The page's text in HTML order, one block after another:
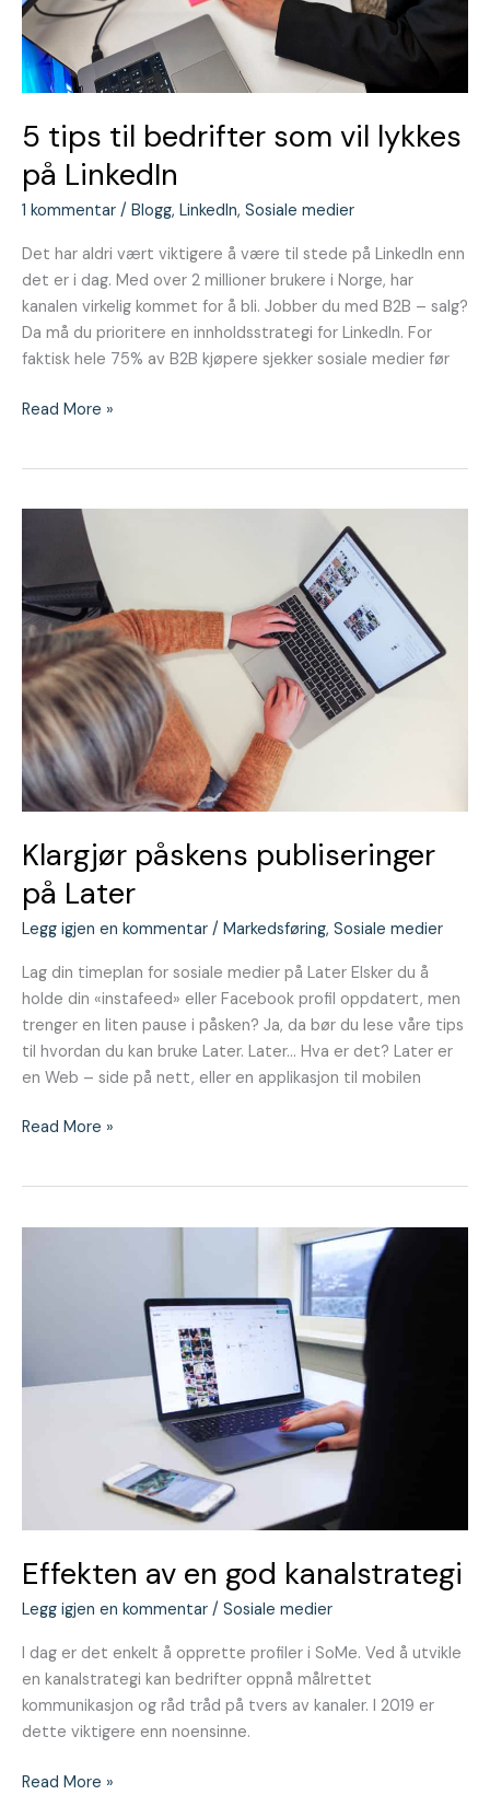
5 tips til bedrifter som vil lykkes
på LinkedIn
1 kommentar / Blogg, LinkedIn, Sosiale medier
Det har aldri vært viktigere å være til stede på LinkedIn enn
det er i dag. Med over 2 millioner brukere i Norge, har
kanalen virkelig kommet for å bli. Jobber du med B2B – salg?
Da må du prioritere en innholdsstrategi for LinkedIn. For
faktisk hele 75% av B2B kjøpere sjekker sosiale medier før
Read More »
Klargjør påskens publiseringer
på Later
Legg igjen en kommentar / Markedsføring, Sosiale medier
Lag din timeplan for sosiale medier på Later Elsker du å
holde din «instafeed» eller Facebook profil oppdatert, men
trenger en liten pause i påsken? Ja, da bør du lese våre tips
til hvordan du kan bruke Later. Later… Hva er det? Later er
en Web – side på nett, eller en applikasjon til mobilen
publiseringer
på
Later
Read More »
Effekten av en god kanalstrategi
Legg igjen en kommentar / Sosiale medier
I dag er det enkelt å opprette profiler i SoMe. Ved å utvikle
en kanalstrategi kan bedrifter oppnå målrettet
kommunikasjon og råd tråd på tvers av kanaler. I 2019 er
dette viktigere enn noensinne.
Read More »